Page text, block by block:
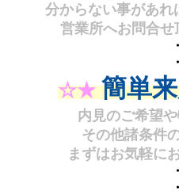
分からない事があ
営業所へお問合せ
・
・
☆★ 簡単
内見のご希望や
その他諸条件
まずはお気軽に
・
・